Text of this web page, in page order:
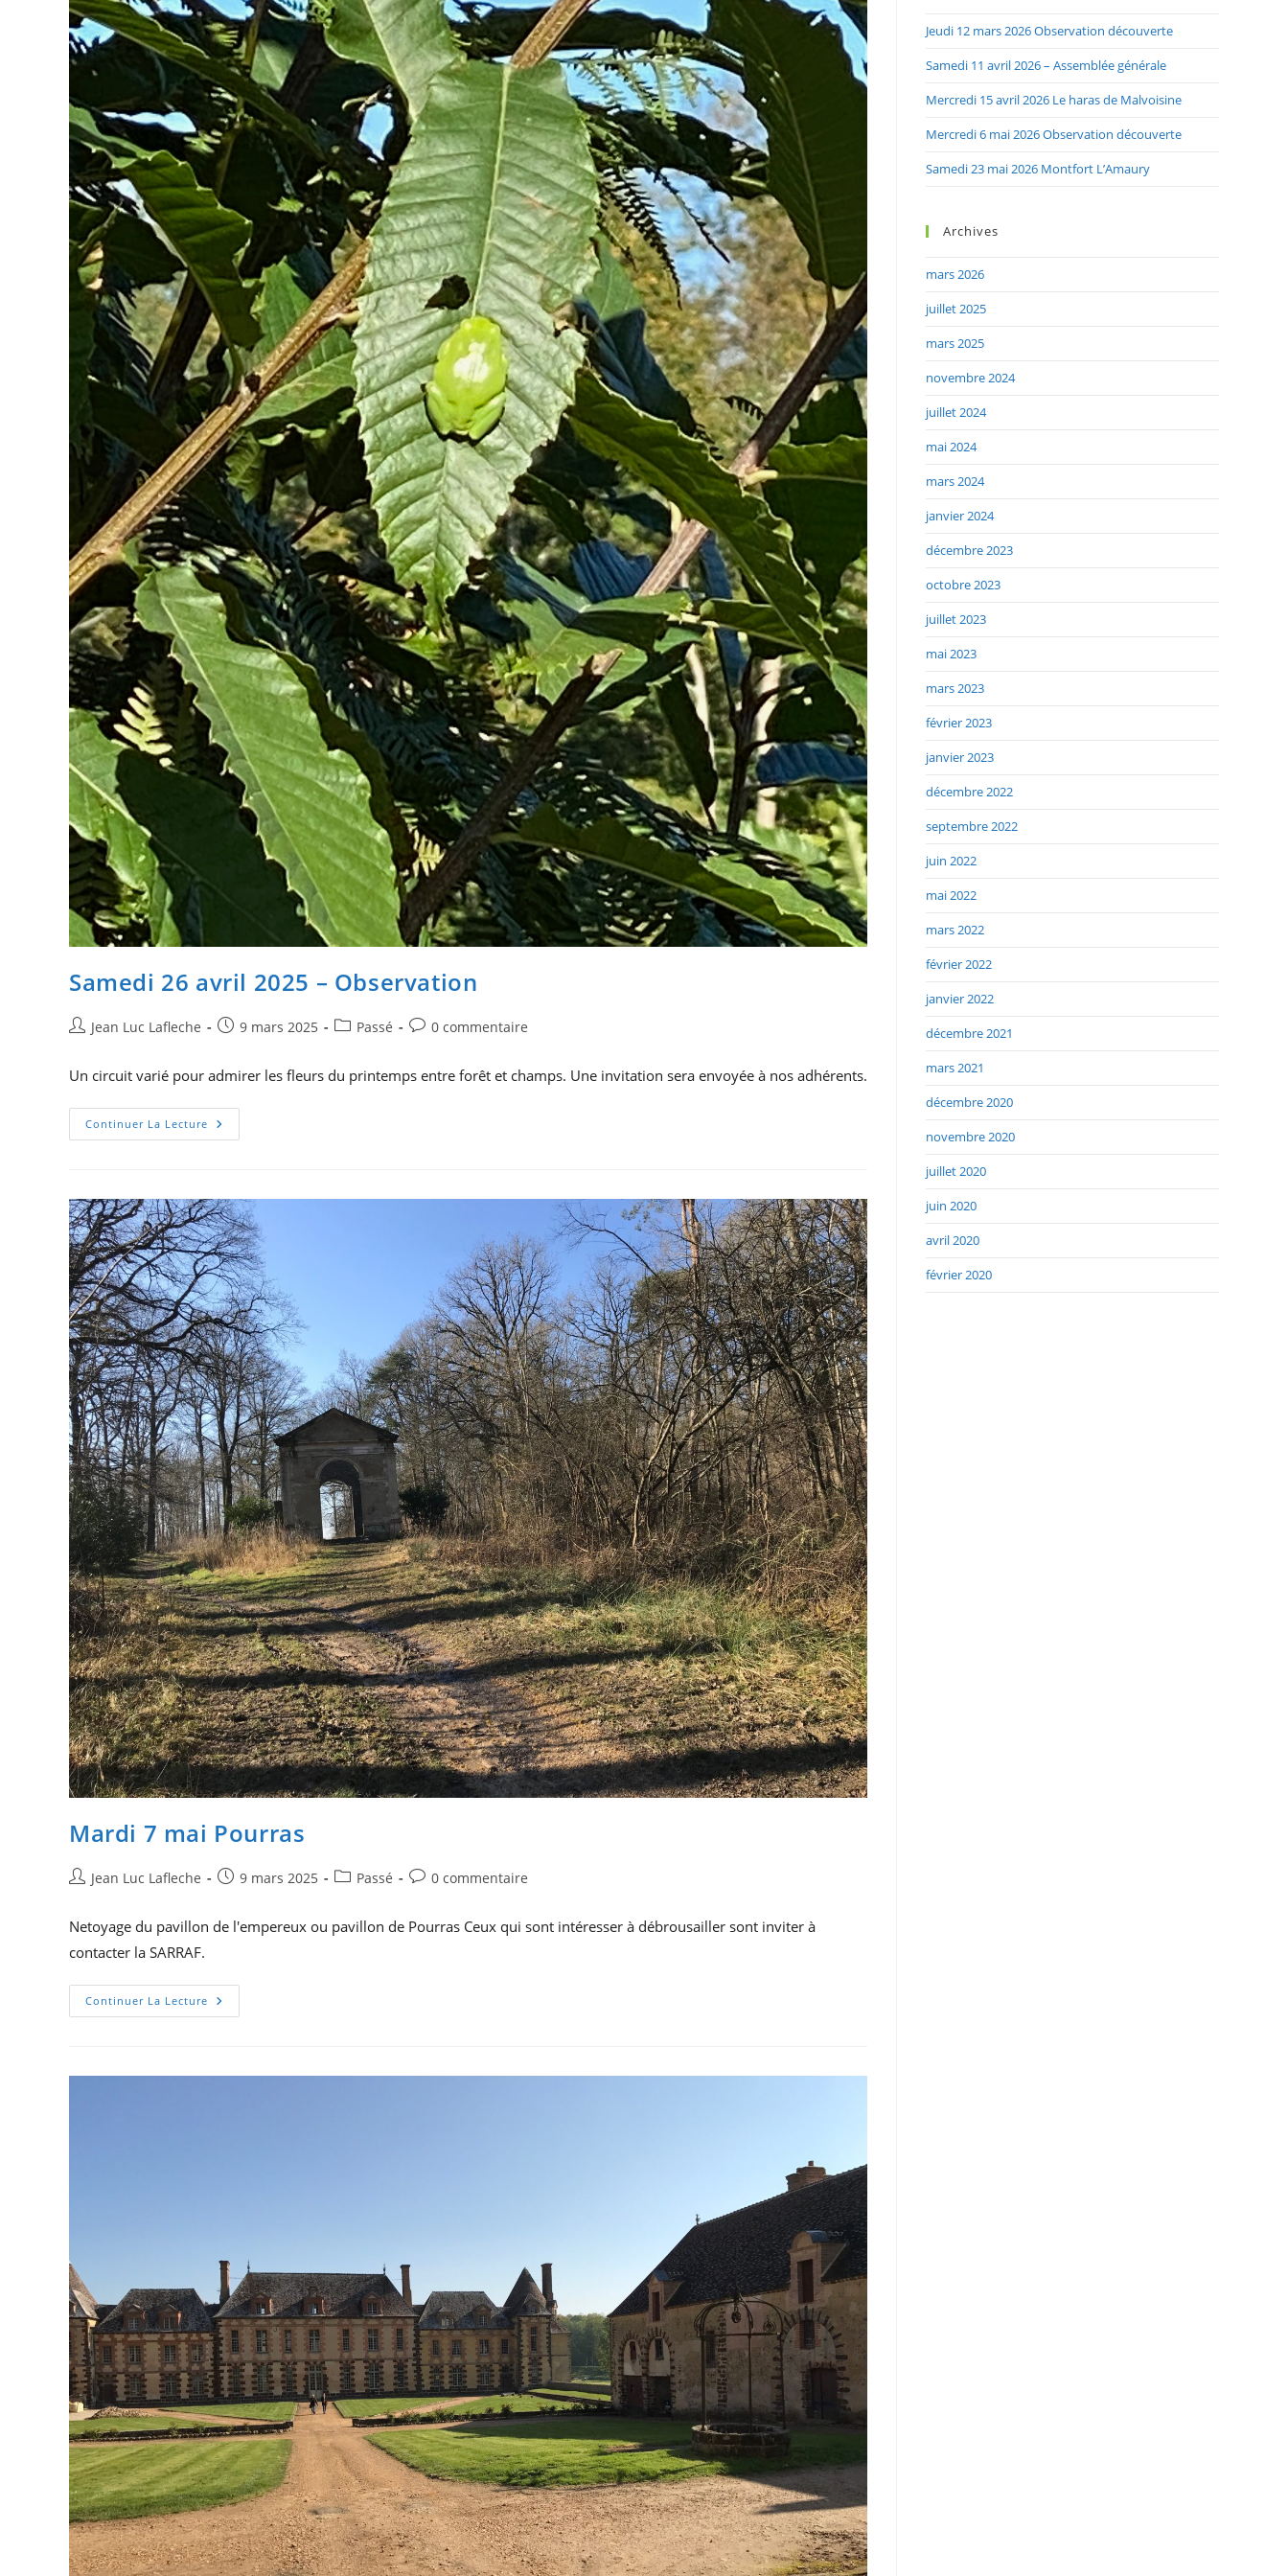
Samedi 26 avril 2025 – Observation
Auteur/autrice
la
publication :
Jean Luc Lafleche
Publication
9 mars 2025
PostPassé
Commentaires
publication :
0 commentaire
Un circuit varié pour admirer les fleurs du printemps entre forêt et champs. Une invitation sera envoyée à nos adhérents.
Continuer La Lecture Samedi
26
Mardi 7 mai Pourras
Auteur/autrice
la
publication :
Jean Luc Lafleche
Publication
9 mars 2025
PostPassé
Commentaires
la
publication :
0 commentaire
Netoyage du pavillon de l'empereux ou pavillon de Pourras Ceux qui sont intéresser à débrousailler sont inviter à
contacter la SARRAF.
Continuer La Lecture Mardi
7
Jeudi 12 mars 2026 Observation découverte
Samedi 11 avril 2026 – Assemblée générale
Mercredi 15 avril 2026 Le haras de Malvoisine
Mercredi 6 mai 2026 Observation découverte
Samedi 23 mai 2026 Montfort L’Amaury
Archives
mars 2026
juillet 2025
mars 2025
novembre 2024
juillet 2024
mai 2024
mars 2024
janvier 2024
décembre 2023
octobre 2023
juillet 2023
mai 2023
mars 2023
février 2023
janvier 2023
décembre 2022
septembre 2022
juin 2022
mai 2022
mars 2022
février 2022
janvier 2022
décembre 2021
mars 2021
décembre 2020
novembre 2020
juillet 2020
juin 2020
avril 2020
février 2020